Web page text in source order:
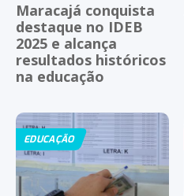
Maracajá conquista
destaque no IDEB
2025 e alcança
resultados históricos
na educação
EDUCAÇÃO